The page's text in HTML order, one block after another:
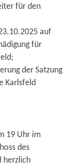
für den
auf
für
der Satzung
Karlsfeld
19 Uhr im
des
herzlich